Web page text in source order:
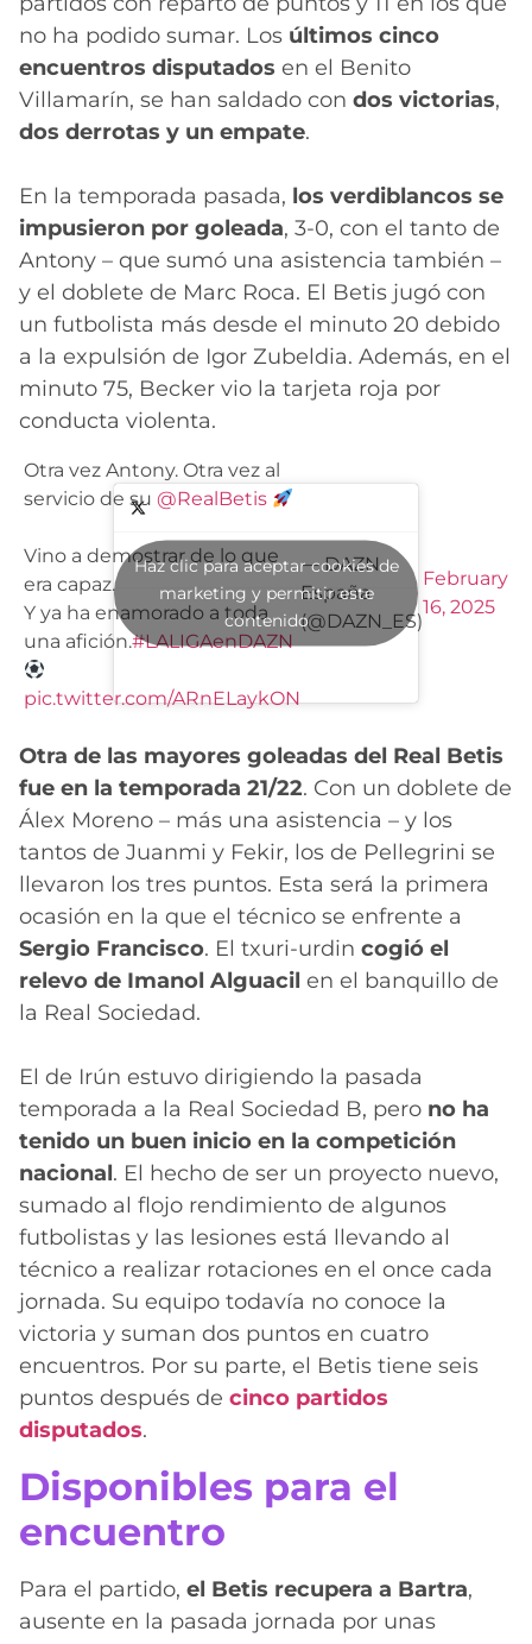
no ha podido sumar. Los últimos cinco
encuentros disputados en el Benito
Villamarín, se han saldado con dos victorias,
dos derrotas y un empate.
En la temporada pasada, los verdiblancos se
impusieron por goleada, 3-0, con el tanto de
Antony – que sumó una asistencia también –
y el doblete de Marc Roca. El Betis jugó con
un futbolista más desde el minuto 20 debido
a la expulsión de Igor Zubeldia. Además, en el
minuto 75, Becker vio la tarjeta roja por
conducta violenta.
Otra vez Antony. Otra vez al
servicio de su @RealBetis
Vino a demostrar de lo que
era capaz.
Y ya ha enamorado a toda
una afición.#LALIGAenDAZN
pic.twitter.com/ARnELaykON
— DAZN
España
(@DAZN_ES)
February
16, 2025
Haz clic para aceptar cookies de
marketing y permitir este
contenido
Otra de las mayores goleadas del Real Betis
fue en la temporada 21/22. Con un doblete de
Álex Moreno – más una asistencia – y los
tantos de Juanmi y Fekir, los de Pellegrini se
llevaron los tres puntos. Esta será la primera
ocasión en la que el técnico se enfrente a
Sergio Francisco. El txuri-urdin cogió el
relevo de Imanol Alguacil en el banquillo de
la Real Sociedad.
El de Irún estuvo dirigiendo la pasada
temporada a la Real Sociedad B, pero no ha
tenido un buen inicio en la competición
nacional. El hecho de ser un proyecto nuevo,
sumado al flojo rendimiento de algunos
futbolistas y las lesiones está llevando al
técnico a realizar rotaciones en el once cada
jornada. Su equipo todavía no conoce la
victoria y suman dos puntos en cuatro
encuentros. Por su parte, el Betis tiene seis
puntos después de cinco partidos
disputados.
Disponibles para el
encuentro
Para el partido, el Betis recupera a Bartra,
ausente en la pasada jornada por unas